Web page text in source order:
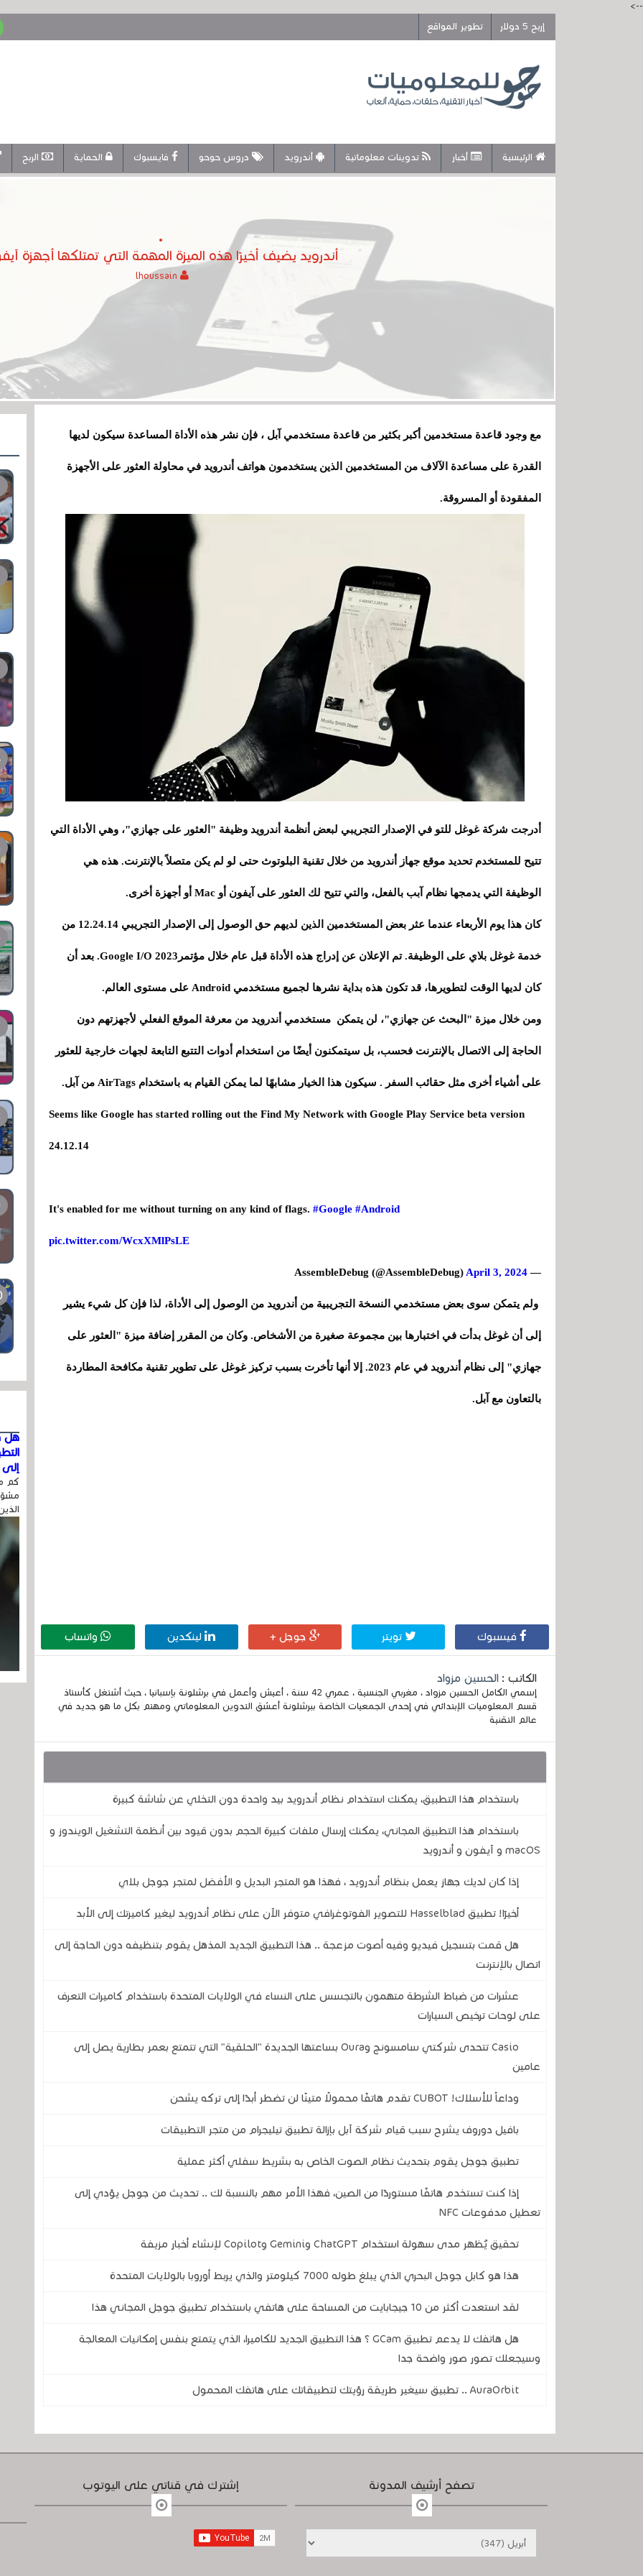
-->
إربح 5 دولار
تطوير المواقع
الرئيسية أخبار تدوينات معلوماتية أندرويد دروس حوحو فايسبوك الحماية الربح
أندرويد يضيف أخيرًا هذه الميزة المهمة التي تمتلكها أجهزة
مع وجود قاعدة مستخدمين أكبر بكثير من قاعدة مستخدمي آبل ، فإن نشر هذه الأداة المساعدة سيكون لديها
القدرة على مساعدة الآلاف من المستخدمين الذين يستخدمون هواتف أندرويد في محاولة العثور على الأجهزة
المفقودة أو المسروقة.
أدرجت شركة غوغل للتو في الإصدار التجريبي لبعض أنظمة أندرويد وظيفة "العثور على جهازي"، وهي الأداة التي
تتيح للمستخدم تحديد موقع جهاز أندرويد من خلال تقنية البلوتوث حتى لو لم يكن متصلاً بالإنترنت. هذه هي
الوظيفة التي يدمجها نظام آبب بالفعل، والتي تتيح لك العثور على آيفون أو Mac أو أجهزة أخرى.
كان هذا يوم الأربعاء عندما عثر بعض المستخدمين الذين لديهم حق الوصول إلى الإصدار التجريبي 12.24.14 من
خدمة غوغل بلاي على الوظيفة. تم الإعلان عن إدراج هذه الأداة قبل عام خلال مؤتمرGoogle I/O 2023. بعد أن
كان لديها الوقت لتطويرها، قد تكون هذه بداية نشرها لجميع مستخدمي Android على مستوى العالم.
ومن خلال ميزة "البحث عن جهازي"، لن يتمكن مستخدمي أندرويد من معرفة الموقع الفعلي لأجهزتهم دون
الحاجة إلى الاتصال بالإنترنت فحسب، بل سيتمكنون أيضًا من استخدام أدوات التتبع التابعة لجهات خارجية للعثور
على أشياء أخرى مثل حقائب السفر . سيكون هذا الخيار مشابهًا لما يمكن القيام به باستخدام AirTags من آبل.
Seems like Google has started rolling out the Find My Network with Google Play Service beta version
24.12.14
It's enabled for me without turning on any kind of flags. #Google #Android
pic.twitter.com/WcxXMlPsLE
— AssembleDebug (@AssembleDebug)
April 3, 2024
ولم يتمكن سوى بعض مستخدمي النسخة التجريبية من أندرويد من الوصول إلى الأداة، لذا فإن كل شيء يشير
إلى أن غوغل بدأت في اختبارها بين مجموعة صغيرة من الأشخاص. وكان من المقرر إضافة ميزة "العثور على
جهازي" إلى نظام أندرويد في عام 2023. إلا أنها تأخرت بسبب تركيز غوغل على تطوير تقنية مكافحة المطاردة
بالتعاون مع آبل.
فيسبوك تويتر جوجل + لينكدين واتساب
الكاتب : الحسين مزواد
إسمي الكامل الحسين مزواد ، مغربي الجنسية ، عمري 42 سنة ، أعيش وأعمل في برشلونة بإسبانيا ، حيث أشتغل كأستاذ
قسم المعلوميات الإبتدائي في إحدى الجمعيات الخاصة ببرشلونة أعشق التدوين المعلوماتي ومهتم بكل ما هو جديد في
عالم التقنية
باستخدام هذا التطبيق، يمكنك استخدام نظام أندرويد بيد واحدة دون التخلي عن شاشة كبيرة
باستخدام هذا التطبيق المجاني، يمكنك إرسال ملفات كبيرة الحجم بدون قيود بين أنظمة التشغيل الويندوز و
macOS و آيفون و أندرويد
إذا كان لديك جهاز يعمل بنظام أندرويد ، فهذا هو المتجر البديل و الأفضل لمتجر جوجل بلاي
أخيرًا! تطبيق Hasselblad للتصوير الفوتوغرافي متوفر الآن على نظام أندرويد ليغير كاميرتك إلى الأبد
هل قمت بتسجيل فيديو وفيه أصوت مزعجة .. هذا التطبيق الجديد المذهل يقوم بتنظيفه دون الحاجة إلى
اتصال بالإنترنت
عشرات من ضباط الشرطة متهمون بالتجسس على النساء في الولايات المتحدة باستخدام كاميرات التعرف
على لوحات ترخيص السيارات
Casio تتحدى شركتي سامسونج وOura بساعتها الجديدة "الحلقية" التي تتمتع بعمر بطارية يصل إلى
عامين
وداعاً للأسلاك! CUBOT تقدم هاتفًا محمولًا متينًا لن تضطر أبدًا إلى تركه يشحن
بافيل دوروف يشرح سبب قيام شركة آبل بإزالة تطبيق تيليجرام من متجر التطبيقات
تطبيق جوجل يقوم بتحديث نظام الصوت الخاص به بشريط سفلي أكثر عملية
إذا كنت تستخدم هاتفًا مستوردًا من الصين، فهذا الأمر مهم بالنسبة لك .. تحديث من جوجل يؤدي إلى
تعطيل مدفوعات NFC
تحقيق يُظهر مدى سهولة استخدام ChatGPT وGemini وCopilot لإنشاء أخبار مزيفة
هذا هو كابل جوجل البحري الذي يبلغ طوله 7000 كيلومتر والذي يربط أوروبا بالولايات المتحدة
لقد استعدت أكثر من 10 جيجابايت من المساحة على هاتفي باستخدام تطبيق جوجل المجاني هذا
هل هاتفك لا يدعم تطبيق GCam ؟ هذا التطبيق الجديد للكاميرا، الذي يتمتع بنفس إمكانيات المعالجة
وسيجعلك تصور صور واضحة جدا
AuraOrbit .. تطبيق سيغير طريقة رؤيتك لتطبيقاتك على هاتفك المحمول
هل
إلى
كم
تصفح أرشيف المدونة إشترك في قناتي على اليوتوب